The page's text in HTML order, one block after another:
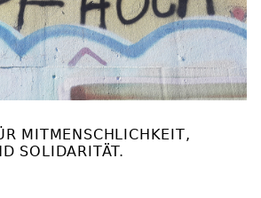
MITMENSCHLICHKEIT,
SOLIDARITÄT.